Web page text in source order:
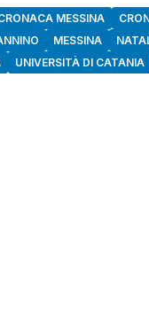
MESSINA
MESSINA
UNIVERSITÀ DI CATANIA